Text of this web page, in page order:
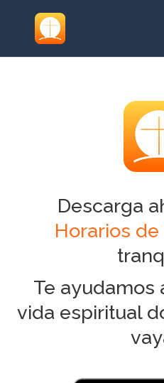
Descarga
Horarios de
Te ayudamos
vida espiritual